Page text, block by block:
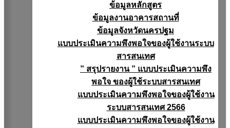
ข้อมูลหลักสูตร
ข้อมูลงานอาคารสถานที่
ข้อมูลจังหวัดนครปฐม
แบบประเมินความพึงพอใจของผู้ใช้งานระบบ
สารสนเทศ
” สรุปรายงาน ” แบบประเมินความพึง
พอใจ ของผู้ใช้ระบบสารสนเทศ
แบบประเมินความพึงพอใจของผู้ใช้งาน
ระบบสารสนเทศ 2566
แบบประเมินความพึงพอใจของผู้ใช้งาน